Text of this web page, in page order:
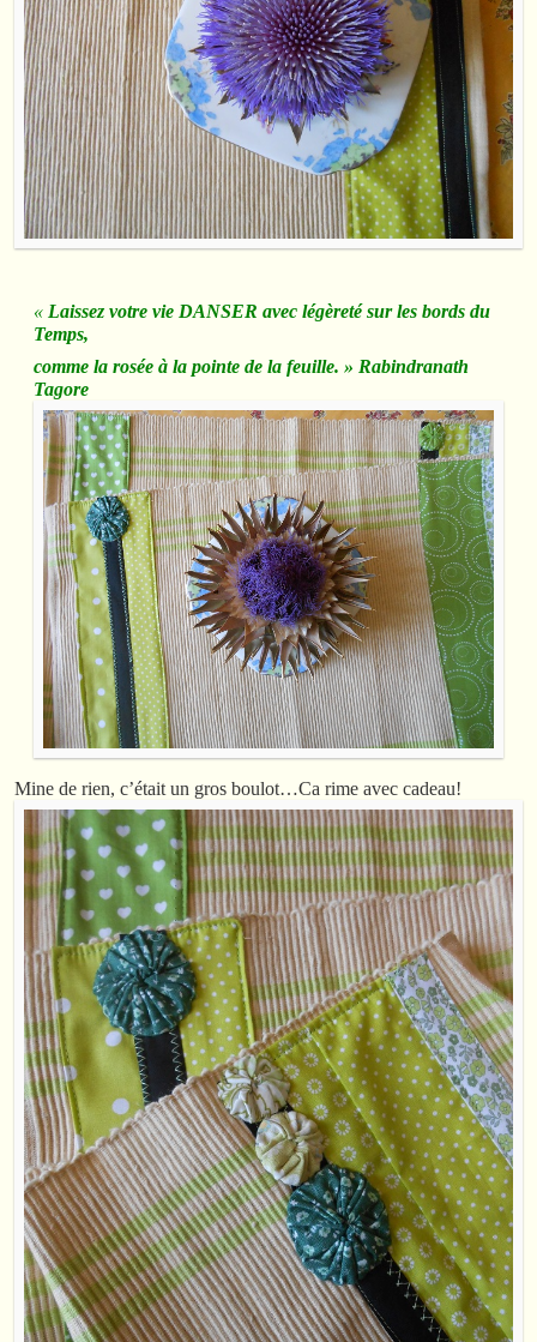
« Laissez votre vie DANSER avec légèreté sur les bords du
Temps,
comme la rosée à la pointe de la feuille. » Rabindranath
Tagore
Mine de rien, c’était un gros boulot…Ca rime avec cadeau!